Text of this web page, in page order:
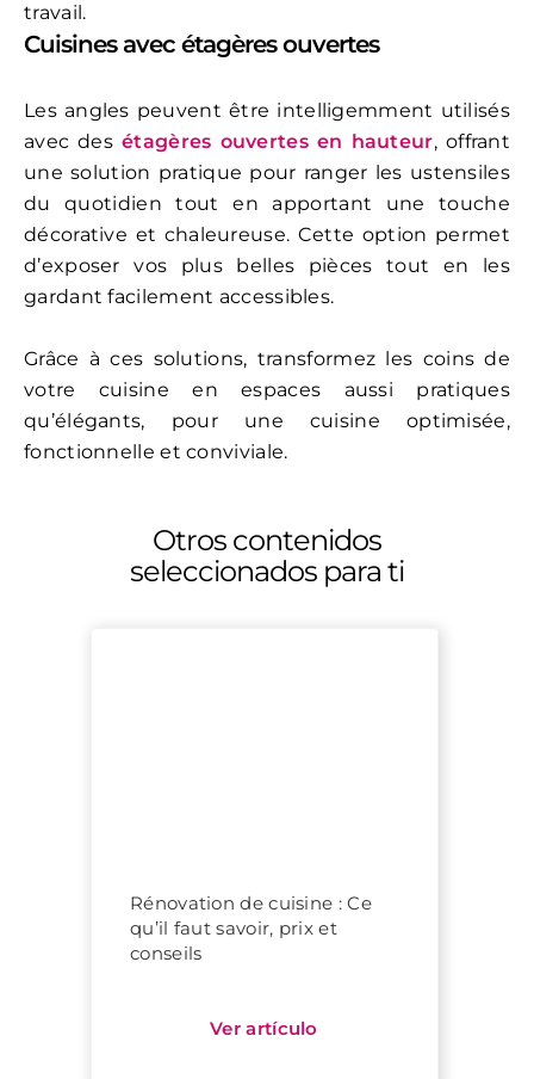
travail.
Cuisines avec étagères ouvertes
Les angles peuvent être intelligemment utilisés
avec desétagères ouvertes en hauteur, offrant
une solution pratique pour ranger les ustensiles
du quotidien tout en apportant une touche
décorative et chaleureuse. Cette option permet
d’exposer vos plus belles pièces tout en les
gardant facilement accessibles.
Grâce à ces solutions, transformez les coins de
votre cuisine en espaces aussi pratiques
qu’élégants, pour une cuisine optimisée,
fonctionnelle et conviviale.
Otros contenidos
seleccionados para ti
Rénovation de cuisine : Ce
qu’il faut savoir, prix et
conseils